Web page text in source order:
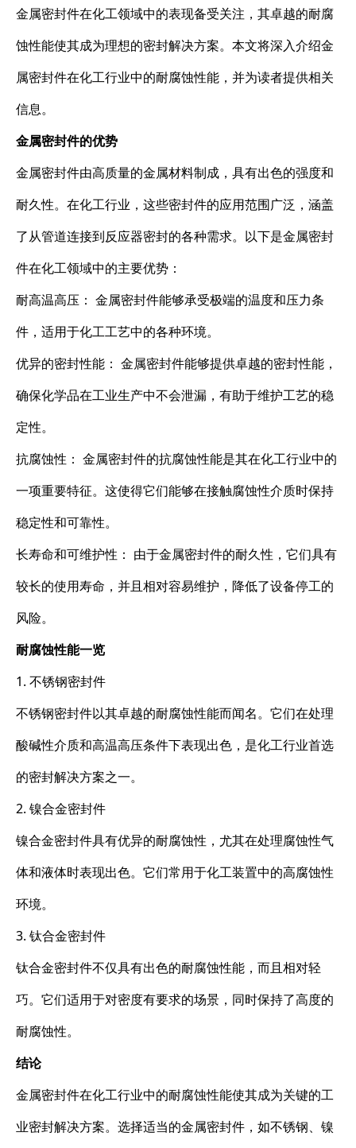
金属密封件在化工领域中的表现备受关注，其卓越的耐腐
蚀性能使其成为理想的密封解决方案。本文将深入介绍金
属密封件在化工行业中的耐腐蚀性能，并为读者提供相关
信息。
金属密封件的优势
金属密封件由高质量的金属材料制成，具有出色的强度和
耐久性。在化工行业，这些密封件的应用范围广泛，涵盖
了从管道连接到反应器密封的各种需求。以下是金属密封
件在化工领域中的主要优势：
耐高温高压： 金属密封件能够承受极端的温度和压力条
件，适用于化工工艺中的各种环境。
优异的密封性能： 金属密封件能够提供卓越的密封性能，
确保化学品在工业生产中不会泄漏，有助于维护工艺的稳
定性。
抗腐蚀性： 金属密封件的抗腐蚀性能是其在化工行业中的
一项重要特征。这使得它们能够在接触腐蚀性介质时保持
稳定性和可靠性。
长寿命和可维护性： 由于金属密封件的耐久性，它们具有
较长的使用寿命，并且相对容易维护，降低了设备停工的
风险。
耐腐蚀性能一览
1. 不锈钢密封件
不锈钢密封件以其卓越的耐腐蚀性能而闻名。它们在处理
酸碱性介质和高温高压条件下表现出色，是化工行业首选
的密封解决方案之一。
2. 镍合金密封件
镍合金密封件具有优异的耐腐蚀性，尤其在处理腐蚀性气
体和液体时表现出色。它们常用于化工装置中的高腐蚀性
环境。
3. 钛合金密封件
钛合金密封件不仅具有出色的耐腐蚀性能，而且相对轻
巧。它们适用于对密度有要求的场景，同时保持了高度的
耐腐蚀性。
结论
金属密封件在化工行业中的耐腐蚀性能使其成为关键的工
业密封解决方案。选择适当的金属密封件，如不锈钢、镍